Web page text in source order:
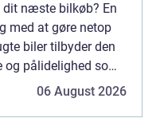
dit næste bilkøb? En
med at gøre netop
biler tilbyder den
pålidelighed som
06 August 2026